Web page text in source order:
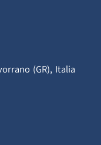
(GR), Italia